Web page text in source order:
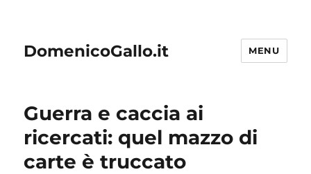
DomenicoGallo.it MENU
Guerra e caccia ai
ricercati: quel mazzo di
carte è truccato